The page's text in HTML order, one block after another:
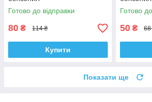
Готово до відправки
80 ₴ 114 ₴
Купити
Готово
50 ₴ 68
Показати ще